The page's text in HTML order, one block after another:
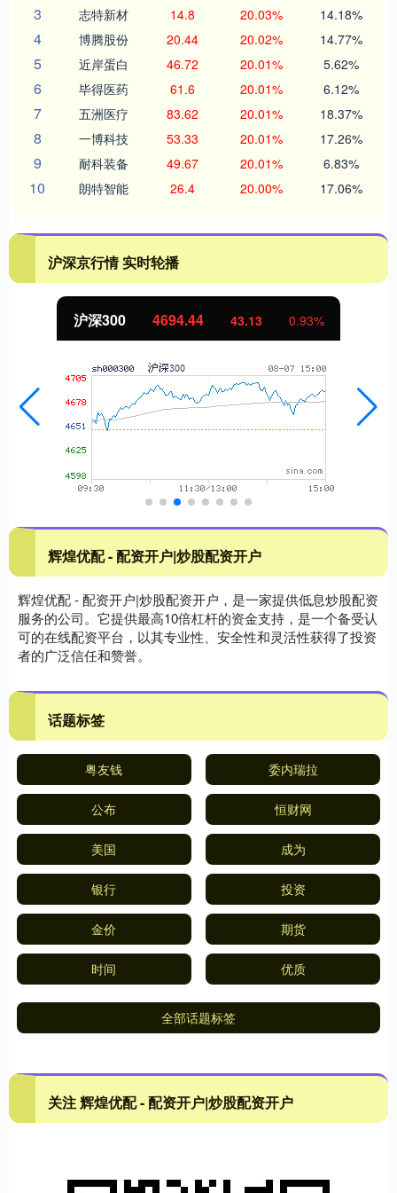
3 志特新材 14.8 20.03% 14.18%
4 博腾股份 20.44 20.02% 14.77%
5 近岸蛋白 46.72 20.01% 5.62%
6 毕得医药 61.6 20.01% 6.12%
7 五洲医疗 83.62 20.01% 18.37%
8 一博科技 53.33 20.01% 17.26%
9 耐科装备 49.67 20.01% 6.83%
10 朗特智能 26.4 20.00% 17.06%
沪深京行情 实时轮播
北证50 1134.24 11.37
辉煌优配 - 配资开户|炒股配资开户
辉煌优配 - 配资开户|炒股配资开户，是一家提供低息炒股配资
服务的公司。它提供最高10倍杠杆的资金支持，是一个备受认
可的在线配资平台，以其专业性、安全性和灵活性获得了投资
者的广泛信任和赞誉。
话题标签
粤友钱 委内瑞拉
公布 恒财网
美国 成为
银行 投资
金价 期货
时间 优质
全部话题标签
关注 辉煌优配 - 配资开户|炒股配资开户